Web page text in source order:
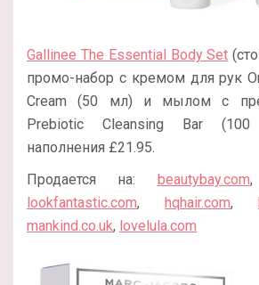
Gallinee The Essential Body Set
промо-набор с кремом для рук
Cream (50 мл) и мылом с
Prebiotic Cleansing Bar (100
наполнения £21.95.
Продается на: beautybay.com
lookfantastic.com, hqhair.com,
mankind.co.uk, lovelula.com